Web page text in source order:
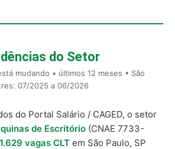
do Setor
mudando • últimos 12 meses • São
07/2025 a 06/2026
do Portal Salário / CAGED, o setor
de Escritório (CNAE 7733-
1.629 vagas CLT em São Paulo, SP